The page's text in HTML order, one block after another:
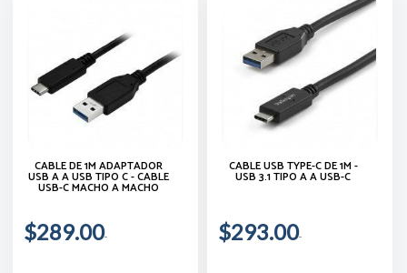
CABLE DE 1M ADAPTADOR
USB A A USB TIPO C - CABLE
USB-C MACHO A MACHO
$289.00
CABLE USB TYPE-C DE 1M -
USB 3.1 TIPO A A USB-C
$293.00